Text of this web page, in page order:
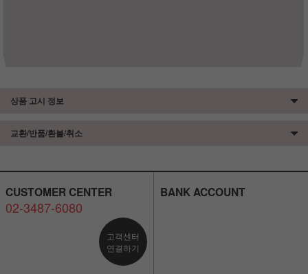
상품 고시 정보
교환/반품/환불/취소
CUSTOMER CENTER
02-3487-6080
고객센터
연결하기
BANK ACCOUNT